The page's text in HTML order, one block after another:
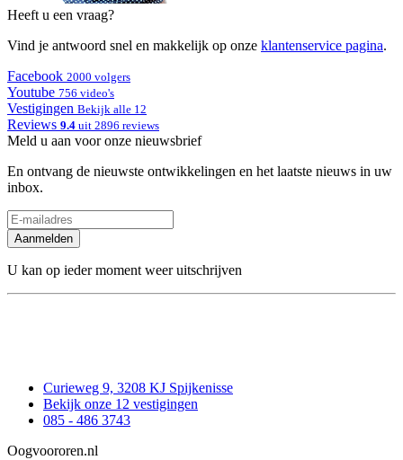
Heeft u een vraag?
Vind je antwoord snel en makkelijk op onze klantenservice pagina.
Facebook 2000 volgers
Youtube 756 video's
Vestigingen Bekijk alle 12
Reviews 9.4 uit 2896 reviews
Meld u aan voor onze nieuwsbrief
En ontvang de nieuwste ontwikkelingen en het laatste nieuws in uw
inbox.
Aanmelden
U kan op ieder moment weer uitschrijven
Curieweg 9, 3208 KJ Spijkenisse
Bekijk onze 12 vestigingen
085 - 486 3743
Oogvoororen.nl